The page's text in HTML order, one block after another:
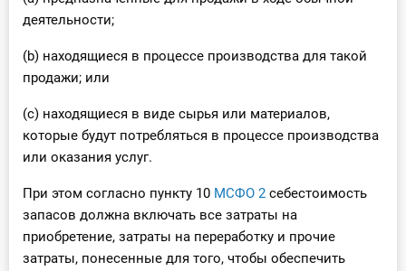
деятельности;
(b) находящиеся в процессе производства для такой
продажи; или
(c) находящиеся в виде сырья или материалов,
которые будут потребляться в процессе производства
или оказания услуг.
При этом согласно пункту 10 МСФО 2 себестоимость
запасов должна включать все затраты на
приобретение, затраты на переработку и прочие
затраты, понесенные для того, чтобы обеспечить